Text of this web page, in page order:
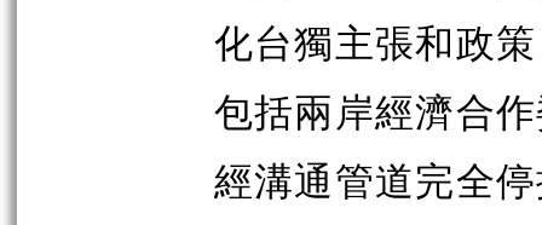
化台獨主張和政
包括兩岸經濟合
經溝通管道完全